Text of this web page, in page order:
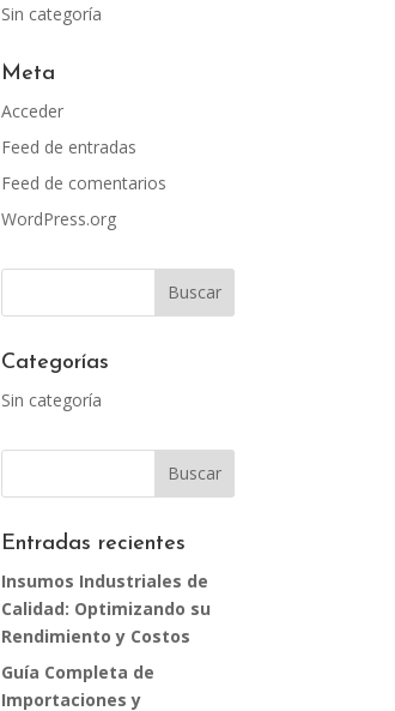
Sin categoría
Meta
Acceder
Feed de entradas
Feed de comentarios
WordPress.org
Categorías
Sin categoría
Entradas recientes
Insumos Industriales de
Calidad: Optimizando su
Rendimiento y Costos
Guía Completa de
Importaciones y